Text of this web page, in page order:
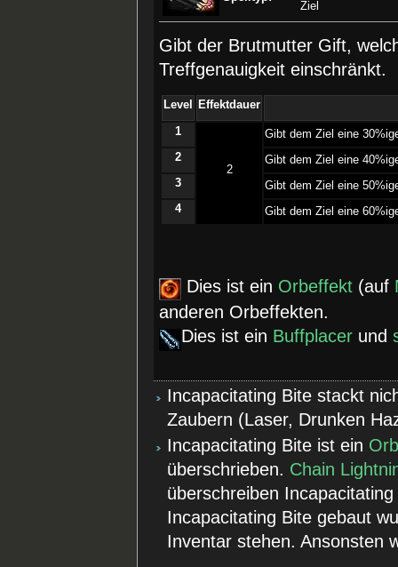
Ziel
Gibt der Brutmutter Gift,
Treffgenauigkeit einschränkt.
Level Effektdauer
1
2
­Gibt dem Ziel eine
2
­Gibt dem Ziel eine
3
­Gibt dem Ziel eine
4
­Gibt dem Ziel eine
Dies ist ein Orbeffekt (auf
anderen Orbeffekten.
Dies ist ein Buffplacer und
Incapacitating Bite stackt
Zaubern (Laser, Drunken
Incapacitating Bite ist ein
überschrieben. Chain
überschreiben
Incapacitating Bite gebaut
Inventar stehen. Ansonsten